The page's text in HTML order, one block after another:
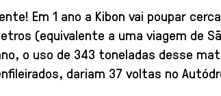
Em 1 ano a Kibon vai poupar
(equivalente a uma viagem de
o uso de 343 toneladas desse
dariam 37 voltas no